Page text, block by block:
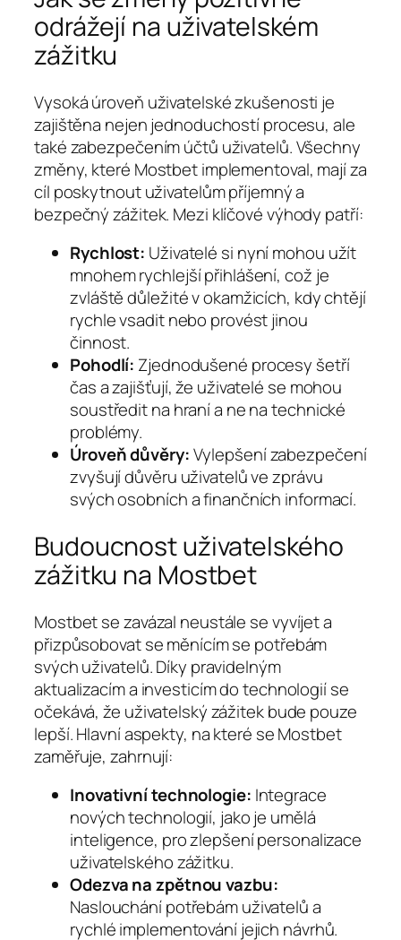
odrážejí na uživatelském
zážitku
Vysoká úroveň uživatelské zkušenosti je
zajištěna nejen jednoduchostí procesu, ale
také zabezpečením účtů uživatelů. Všechny
změny, které Mostbet implementoval, mají za
cíl poskytnout uživatelům příjemný a
bezpečný zážitek. Mezi klíčové výhody patří:
Rychlost: Uživatelé si nyní mohou užít
mnohem rychlejší přihlášení, což je
zvláště důležité v okamžicích, kdy chtějí
rychle vsadit nebo provést jinou
činnost.
Pohodlí: Zjednodušené procesy šetří
čas a zajišťují, že uživatelé se mohou
soustředit na hraní a ne na technické
problémy.
Úroveň důvěry:Vylepšení zabezpečení
zvyšují důvěru uživatelů ve zprávu
svých osobních a finančních informací.
Budoucnost uživatelského
zážitku na Mostbet
Mostbet se zavázal neustále se vyvíjet a
přizpůsobovat se měnícím se potřebám
svých uživatelů. Díky pravidelným
aktualizacím a investicím do technologií se
očekává, že uživatelský zážitek bude pouze
lepší. Hlavní aspekty, na které se Mostbet
zaměřuje, zahrnují:
Inovativní technologie: Integrace
nových technologií, jako je umělá
inteligence, pro zlepšení personalizace
uživatelského zážitku.
Odezva na zpětnou vazbu:
Naslouchání potřebám uživatelů a
rychlé implementování jejich návrhů.